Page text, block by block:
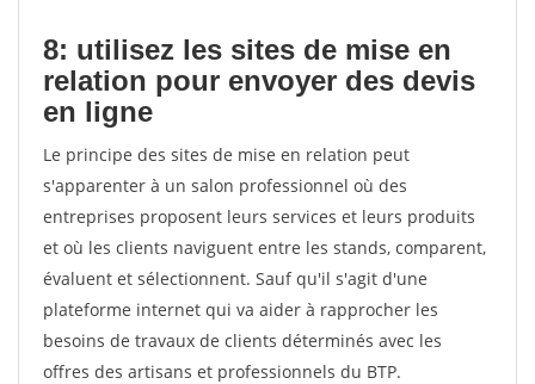
8: utilisez les sites de mise en
relation pour envoyer des devis
en ligne
Le principe des sites de mise en relation peut
s'apparenter à un salon professionnel où des
entreprises proposent leurs services et leurs produits
et où les clients naviguent entre les stands, comparent,
évaluent et sélectionnent. Sauf qu'il s'agit d'une
plateforme internet qui va aider à rapprocher les
besoins de travaux de clients déterminés avec les
offres des artisans et professionnels du BTP.